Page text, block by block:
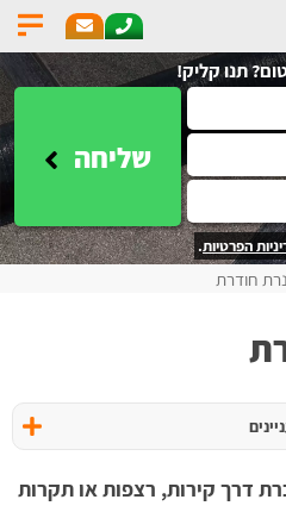
תנו קליק!
שליחה
הפרטיות.
חודרת
דרך קירות, רצפות או תקרות